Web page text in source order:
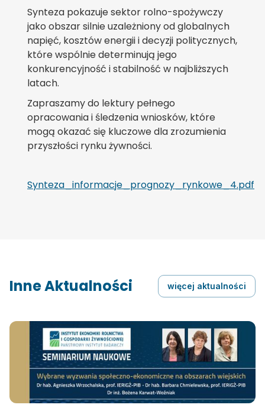
Synteza pokazuje sektor rolno-spożywczy
jako obszar silnie uzależniony od globalnych
napięć, kosztów energii i decyzji politycznych,
które wspólnie determinują jego
konkurencyjność i stabilność w najbliższych
latach.
Zapraszamy do lektury pełnego
opracowania i śledzenia wniosków, które
mogą okazać się kluczowe dla zrozumienia
przyszłości rynku żywności.
Synteza_informacje_prognozy_rynkowe_4.pdf
Inne Aktualności więcej aktualności